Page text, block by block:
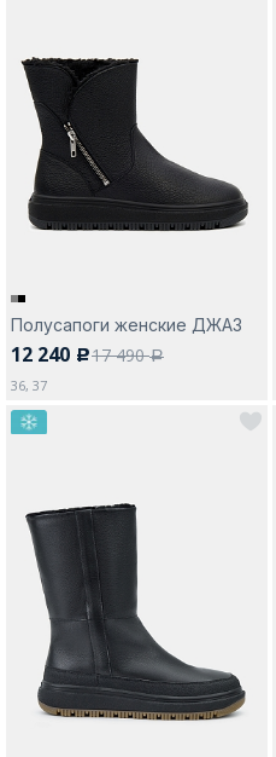
Полусапоги женские ДЖАЗ
12 240 c17 490a
36, 37